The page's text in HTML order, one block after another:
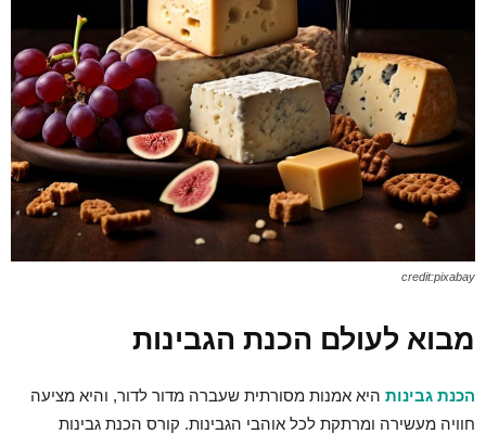
credit:pixabay
מבוא לעולם הכנת הגבינות
הכנת גבינות היא אמנות מסורתית שעברה מדור לדור, והיא מציעה
חוויה מעשירה ומרתקת לכל אוהבי הגבינות. קורס הכנת גבינות